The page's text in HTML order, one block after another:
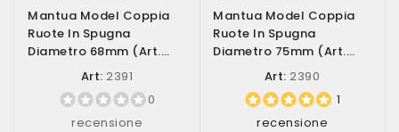
Mantua Model Coppia
Ruote In Spugna
Diametro 68mm (art.
Art: 2391
0
recensione
Mantua Model Coppia
Ruote In Spugna
Diametro 75mm (art.
Art: 2390
1
recensione